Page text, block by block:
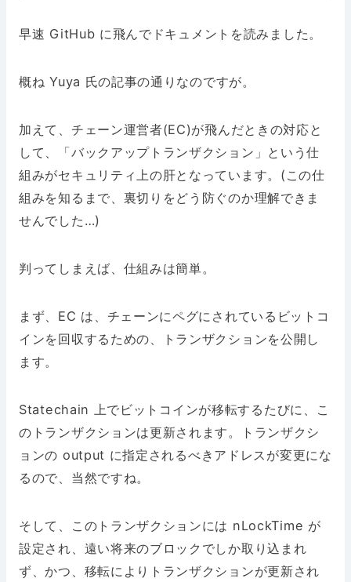
早速 GitHub に飛んでドキュメントを読みました。
概ね Yuya 氏の記事の通りなのですが。
加えて、チェーン運営者(EC)が飛んだときの対応と
して、「バックアップトランザクション」という仕
組みがセキュリティ上の肝となっています。(この仕
組みを知るまで、裏切りをどう防ぐのか理解できま
せんでした…)
判ってしまえば、仕組みは簡単。
まず、EC は、チェーンにペグにされているビットコ
インを回収するための、トランザクションを公開し
ます。
Statechain 上でビットコインが移転するたびに、こ
のトランザクションは更新されます。トランザクシ
ョンの output に指定されるべきアドレスが変更にな
るので、当然ですね。
そして、このトランザクションには nLockTime が
設定され、遠い将来のブロックでしか取り込まれ
ず、かつ、移転によりトランザクションが更新され